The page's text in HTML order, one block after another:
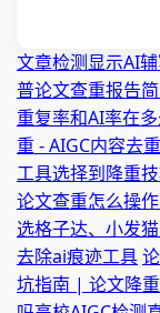
文章检测显示AI
普论文查重报告
重复率和AI率在
重 - AIGC内容去
工具选择到降重
论文查重怎么操
选格子达、小发
去除ai痕迹工具
坑指南 | 论文降